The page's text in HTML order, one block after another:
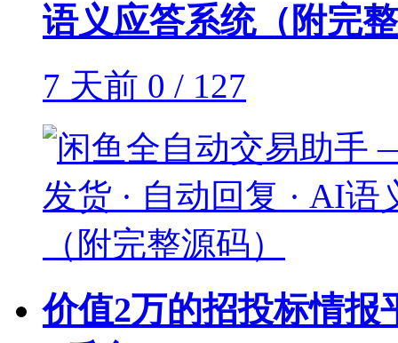
语义应答系统（附完
7 天前 0 / 127
价值2万的招投标情报